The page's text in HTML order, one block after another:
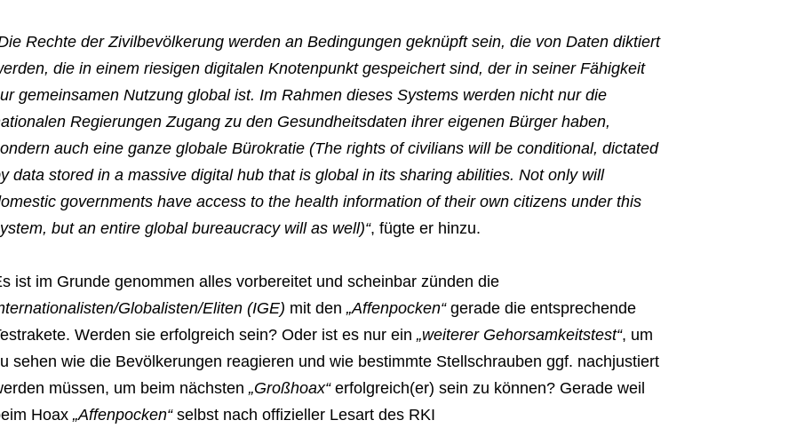
Rechte der Zivilbevölkerung werden an Bedingungen geknüpft sein, die von Daten diktiert
die in einem riesigen digitalen Knotenpunkt gespeichert sind, der in seiner Fähigkeit
gemeinsamen Nutzung global ist. Im Rahmen dieses Systems werden nicht nur die
Regierungen Zugang zu den Gesundheitsdaten ihrer eigenen Bürger haben,
auch eine ganze globale Bürokratie (The rights of civilians will be conditional, dictated
data stored in a massive digital hub that is global in its sharing abilities. Not only will
governments have access to the health information of their own citizens under this
but an entire global bureaucracy will as well)“, fügte er hinzu.
ist im Grunde genommen alles vorbereitet und scheinbar zünden die
Globalisten/Eliten (IGE) mit den „Affenpocken“gerade die entsprechende
Werden sie erfolgreich sein? Oder ist es nur ein „weiterer Gehorsamkeitstest“, um
sehen wie die Bevölkerungen reagieren und wie bestimmte Stellschrauben ggf. nachjustiert
müssen, um beim nächsten „Großhoax“erfolgreich(er) sein zu können? Gerade weil
Hoax„Affenpocken“selbst nach offizieller Lesart des RKI